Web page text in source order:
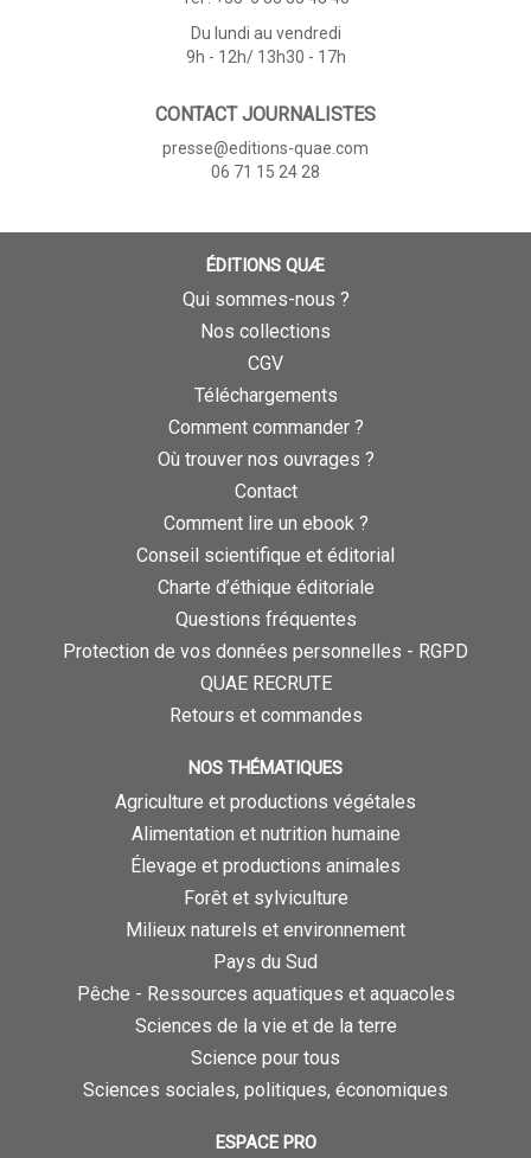
Du lundi au vendredi
9h - 12h/ 13h30 - 17h
CONTACT JOURNALISTES
presse@editions-quae.com
06 71 15 24 28
ÉDITIONS QUÆ
Qui sommes-nous ?
Nos collections
CGV
Téléchargements
Comment commander ?
Où trouver nos ouvrages ?
Contact
Comment lire un ebook ?
Conseil scientifique et éditorial
Charte d’éthique éditoriale
Questions fréquentes
Protection de vos données personnelles - RGPD
QUAE RECRUTE
Retours et commandes
NOS THÉMATIQUES
Agriculture et productions végétales
Alimentation et nutrition humaine
Élevage et productions animales
Forêt et sylviculture
Milieux naturels et environnement
Pays du Sud
Pêche - Ressources aquatiques et aquacoles
Sciences de la vie et de la terre
Science pour tous
Sciences sociales, politiques, économiques
ESPACE PRO